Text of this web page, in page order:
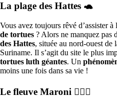
La plage des Hattes 🐢
Vous avez toujours rêvé d’assister à
de tortues ? Alors ne manquez pas
des Hattes, située au nord-ouest
Suriname. Il s’agit du site le plus
tortues luth géantes. Un
moins une fois dans sa vie !
Le fleuve Maroni 🚣🏻‍♀️